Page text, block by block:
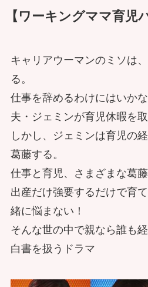
【ワーキングママ育児
キャリアウーマンのミソは
る。
仕事を辞めるわけにはいか
夫・ジェミンが育児休暇を取
しかし、ジェミンは育児の
葛藤する。
仕事と育児、さまざまな葛
出産だけ強要するだけで育
緒に悩まない！
そんな世の中で親なら誰も
白書を扱うドラマ